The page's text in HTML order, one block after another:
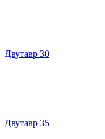
Двутавр 30
Двутавр 35